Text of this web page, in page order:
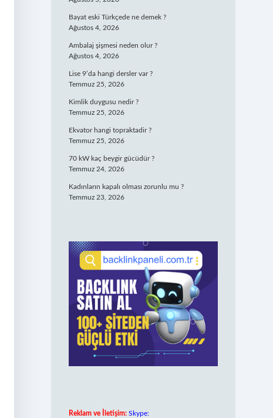
Bayat eski Türkçede ne demek ?
Ağustos 4, 2026
Ambalaj şişmesi neden olur ?
Ağustos 4, 2026
Lise 9’da hangi dersler var ?
Temmuz 25, 2026
Kimlik duygusu nedir ?
Temmuz 25, 2026
Ekvator hangi topraktadir ?
Temmuz 25, 2026
70 kW kaç beygir gücüdür ?
Temmuz 24, 2026
Kadınların kapalı olması zorunlu mu ?
Temmuz 23, 2026
Reklam ve İletişim: Skype: